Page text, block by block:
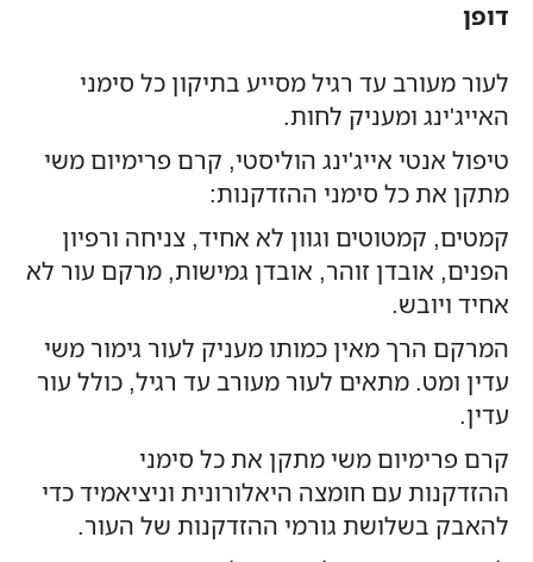
דופן
לעור מעורב עד רגיל מסייע בתיקון כל סימני
האייג'ינג ומעניק לחות.
טיפול אנטי אייג'ינג הוליסטי, קרם פרימיום משי
מתקן את כל סימני ההזדקנות:
קמטים, קמטוטים וגוון לא אחיד, צניחה ורפיון
הפנים, אובדן זוהר, אובדן גמישות, מרקם עור לא
אחיד ויובש.
המרקם הרך מאין כמותו מעניק לעור גימור משי
עדין ומט. מתאים לעור מעורב עד רגיל, כולל עור
עדין.
קרם פרימיום משי מתקן את כל סימני
ההזדקנות עם חומצה היאלורונית וניציאמיד כדי
להאבק בשלושת גורמי ההזדקנות של העור.